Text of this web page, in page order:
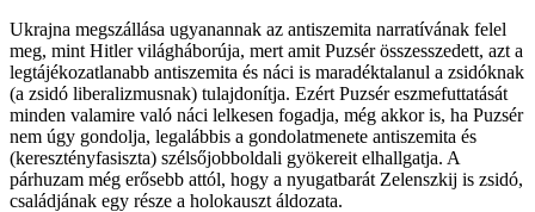
Ukrajna megszállása ugyanannak az antiszemita narratívának felel
meg, mint Hitler világháborúja, mert amit Puzsér összesszedett, azt a
legtájékozatlanabb antiszemita és náci is maradéktalanul a zsidóknak
(a zsidó liberalizmusnak) tulajdonítja. Ezért Puzsér eszmefuttatását
minden valamire való náci lelkesen fogadja, még akkor is, ha Puzsér
nem úgy gondolja, legalábbis a gondolatmenete antiszemita és
(keresztényfasiszta) szélsőjobboldali gyökereit elhallgatja. A
párhuzam még erősebb attól, hogy a nyugatbarát Zelenszkij is zsidó,
családjának egy része a holokauszt áldozata.